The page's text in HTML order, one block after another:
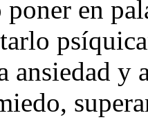
poner en
ansiedad y